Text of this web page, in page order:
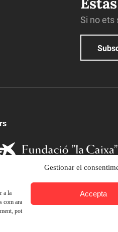
Gestionar el
a la
com ara
pot
Accepta
Si no ets